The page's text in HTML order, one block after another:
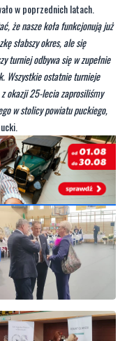
w poprzednich latach.
że nasze koła funkcjonują już
słabszy okres, ale się
turniej odbywa się w zupełnie
Wszystkie ostatnie turnieje
okazji 25-lecia zaprosiliśmy
w stolicy powiatu puckiego,